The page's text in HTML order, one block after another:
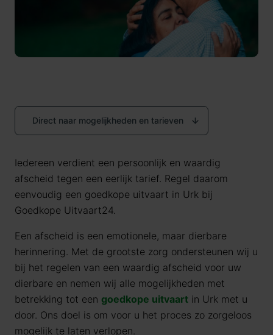
Direct naar mogelijkheden en tarieven
Iedereen verdient een persoonlijk en waardig
afscheid tegen een eerlijk tarief. Regel daarom
eenvoudig een goedkope uitvaart in Urk bij
Goedkope Uitvaart24.
Een afscheid is een emotionele, maar dierbare
herinnering. Met de grootste zorg ondersteunen wij u
bij het regelen van een waardig afscheid voor uw
dierbare en nemen wij alle mogelijkheden met
betrekking tot een goedkope uitvaart in Urk met u
door. Ons doel is om voor u het proces zo zorgeloos
mogelijk te laten verlopen.